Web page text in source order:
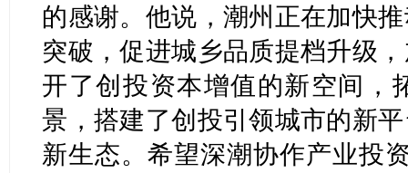
的感谢。他说，潮州正在加快
突破，促进城乡品质提档升级
开了创投资本增值的新空间，
景，搭建了创投引领城市的新
新生态。希望深潮协作产业投